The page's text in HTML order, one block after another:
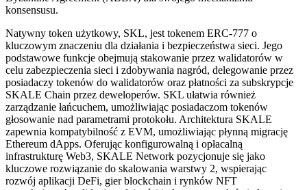
konsensusu.
Natywny token użytkowy, SKL, jest tokenem ERC-777 o
kluczowym znaczeniu dla działania i bezpieczeństwa sieci. Jego
podstawowe funkcje obejmują stakowanie przez walidatorów w
celu zabezpieczenia sieci i zdobywania nagród, delegowanie przez
posiadaczy tokenów do walidatorów oraz płatności za subskrypcje
SKALE Chain przez deweloperów. SKL ułatwia również
zarządzanie łańcuchem, umożliwiając posiadaczom tokenów
głosowanie nad parametrami protokołu. Architektura SKALE
zapewnia kompatybilność z EVM, umożliwiając płynną migrację
Ethereum dApps. Oferując konfigurowalną i opłacalną
infrastrukturę Web3, SKALE Network pozycjonuje się jako
kluczowe rozwiązanie do skalowania warstwy 2, wspierając
rozwój aplikacji DeFi, gier blockchain i rynków NFT